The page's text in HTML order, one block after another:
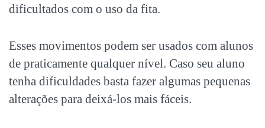
dificultados com o uso da fita.
Esses movimentos podem ser usados com alunos
de praticamente qualquer nível. Caso seu aluno
tenha dificuldades basta fazer algumas pequenas
alterações para deixá-los mais fáceis.